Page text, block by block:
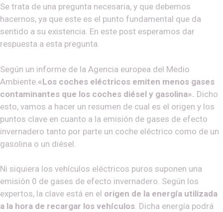
Se trata de una pregunta necesaria, y que debemos
hacernos, ya que este es el punto fundamental que da
sentido a su existencia. En este post esperamos dar
respuesta a esta pregunta.
Según un informe de la Agencia europea del Medio
Ambiente. «Los coches eléctricos emiten menos gases
contaminantes que los coches diésel y gasolina». Dicho
esto, vamos a hacer un resumen de cual es el origen y los
puntos clave en cuanto a la emisión de gases de efecto
invernadero tanto por parte un coche eléctrico como de un
gasolina o un diésel.
Ni siquiera los vehículos eléctricos puros suponen una
emisión 0 de gases de efecto invernadero. Según los
expertos, la clave está en el origen de la energía utilizada
a la hora de recargar los vehículos. Dicha energía podrá